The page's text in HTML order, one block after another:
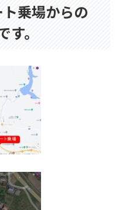
乗場からの
。